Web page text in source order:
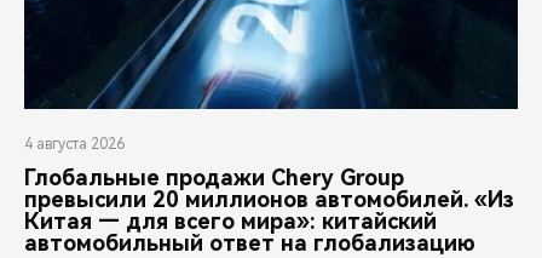
4 августа 2026
Глобальные продажи Chery Group
превысили 20 миллионов автомобилей. «Из
Китая — для всего мира»: китайский
автомобильный ответ на глобализацию